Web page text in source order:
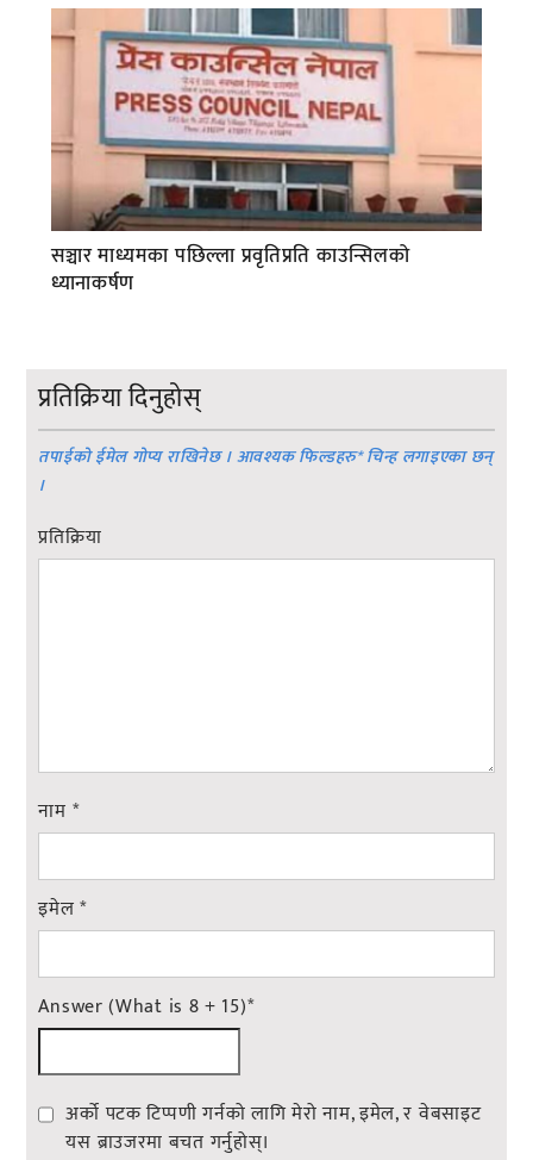
सञ्चार माध्यमका पछिल्ला प्रवृतिप्रति काउन्सिलको
ध्यानाकर्षण
प्रतिक्रिया दिनुहोस्
तपाईको ईमेल गोप्य राखिनेछ । आवश्यक फिल्डहरु*चिन्ह लगाइएका छन्
।
प्रतिक्रिया
नाम *
इमेल*
Answer (What is 8 + 15)*
अर्को पटक टिप्पणी गर्नको लागि मेरो नाम, इमेल, र वेबसाइट
यस ब्राउजरमा बचत गर्नुहोस्।